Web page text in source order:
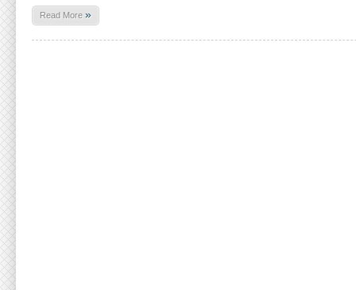
Read More »